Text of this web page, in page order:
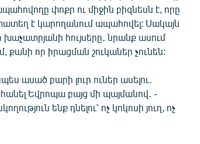
փոքր ու միջին բիզնեսն է, որը
է կարողանում ապահովել: Սակայն
հույսերը․ նրանք ասում
որ իրացման շուկաներ չունեն:
ասած բարի լուր ուներ ասելու․
Եվրոպա բայց մի պայմանով․ -
ենք դնելու՝ ոչ կոկոսի յուղ, ոչ